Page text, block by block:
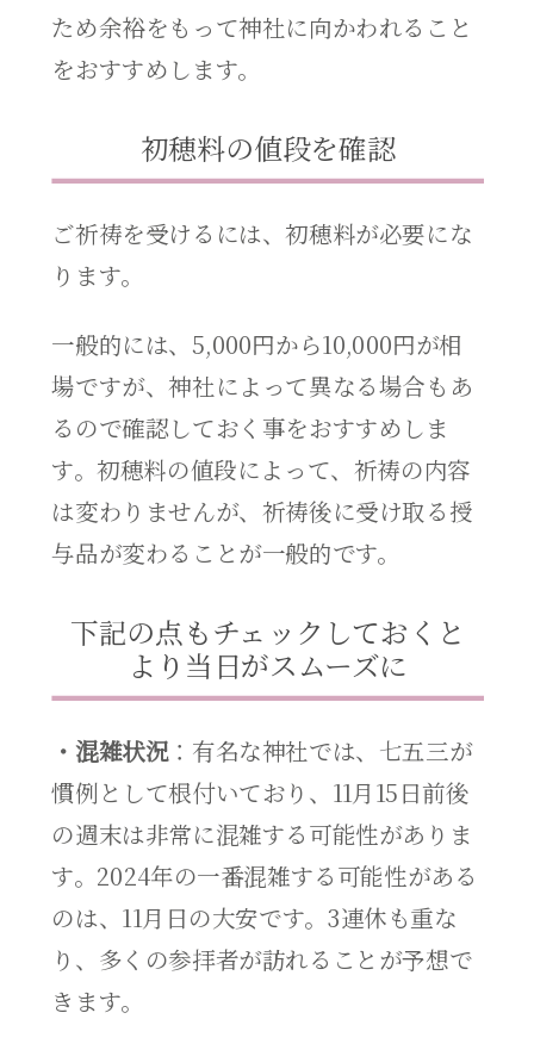
ため余裕をもって神社に向かわれること
をおすすめします。
初穂料の値段を確認
ご祈祷を受けるには、初穂料が必要にな
ります。
一般的には、5,000円から10,000円が相
場ですが、神社によって異なる場合もあ
るので確認しておく事をおすすめしま
す。初穂料の値段によって、祈祷の内容
は変わりませんが、祈祷後に受け取る授
与品が変わることが一般的です。
下記の点もチェックしておくと
より当日がスムーズに
・混雑状況：有名な神社では、七五三が
慣例として根付いており、11月15日前後
の週末は非常に混雑する可能性がありま
す。2024年の一番混雑する可能性がある
のは、11月日の大安です。3連休も重な
り、多くの参拝者が訪れることが予想で
きます。